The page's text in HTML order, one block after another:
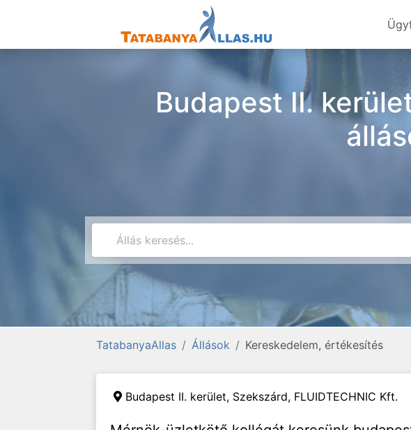
Budapest II.
TatabanyaAllas Állások Kereskedelem, értékesítés
Budapest II. kerület, Szekszárd, FLUIDTECHNIC Kft.